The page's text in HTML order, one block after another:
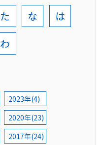
た な
は
わ
2023年(4)
2020年(23)
2017年(24)